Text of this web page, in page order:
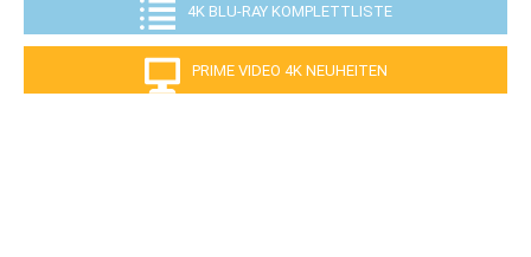
4K BLU-RAY KOMPLETTLISTE
PRIME VIDEO 4K NEUHEITEN